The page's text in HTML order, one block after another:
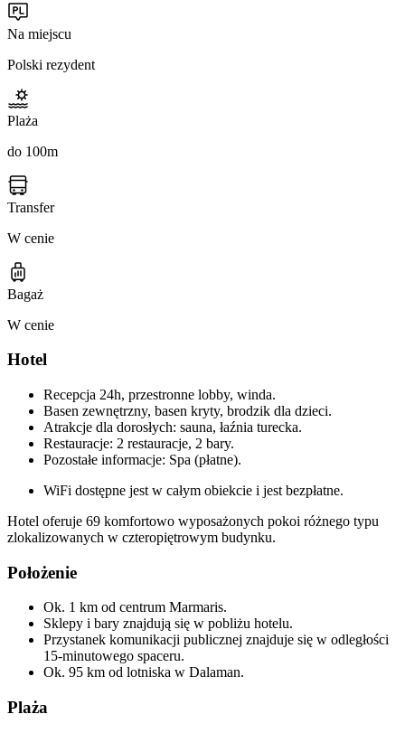
Na miejscu
Polski rezydent
Plaża
do 100m
Transfer
W cenie
Bagaż
W cenie
Hotel
Recepcja 24h, przestronne lobby, winda.
Basen zewnętrzny, basen kryty, brodzik dla dzieci.
Atrakcje dla dorosłych: sauna, łaźnia turecka.
Restauracje: 2 restauracje, 2 bary.
Pozostałe informacje: Spa (płatne).
WiFi dostępne jest w całym obiekcie i jest bezpłatne.
Hotel oferuje 69 komfortowo wyposażonych pokoi różnego typu
zlokalizowanych w czteropiętrowym budynku.
Położenie
Ok. 1 km od centrum Marmaris.
Sklepy i bary znajdują się w pobliżu hotelu.
Przystanek komunikacji publicznej znajduje się w odległości
15-minutowego spaceru.
Ok. 95 km od lotniska w Dalaman.
Plaża